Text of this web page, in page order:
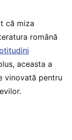
că miza
română
aceasta a
vinovată pentru